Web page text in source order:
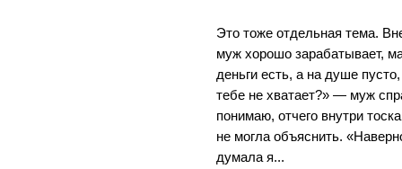
Это тоже отдельная тема.
муж хорошо зарабатывает,
деньги есть, а на душе
тебе не хватает?» — муж
понимаю, отчего внутри
не могла объяснить.
думала я...